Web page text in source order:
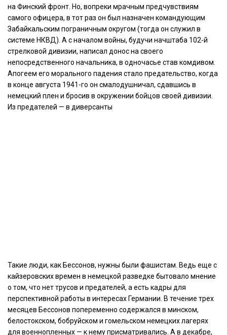
на Финский фронт. Но, вопреки мрачным предчувствиям
самого офицера, в тот раз он был назначен командующим
Забайкальским пограничным округом (тогда он служил в
системе НКВД). А с началом войны, будучи начштаба 102-й
стрелковой дивизии, написал донос на своего
непосредственного начальника, в одночасье став комдивом.
Апогеем его морального падения стало предательство, когда
в конце августа 1941-го он смалодушничал, сдавшись в
немецкий плен и бросив в окружении бойцов своей дивизии.
Из предателей — в диверсанты
Такие люди, как Бессонов, нужны были фашистам. Ведь еще с
кайзеровских времен в немецкой разведке бытовало мнение
о том, что нет трусов и предателей, а есть кадры для
перспективной работы в интересах Германии. В течение трех
месяцев Бессонов попеременно содержался в минском,
белостокском, бобруйском и гомельском немецких лагерях
для военнопленных — к нему присматривались. А в декабре,